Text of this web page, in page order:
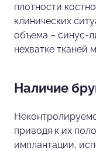
плотности
клинических
объема – синус-
нехватке тканей
Наличие
приводя к их
имплантации,